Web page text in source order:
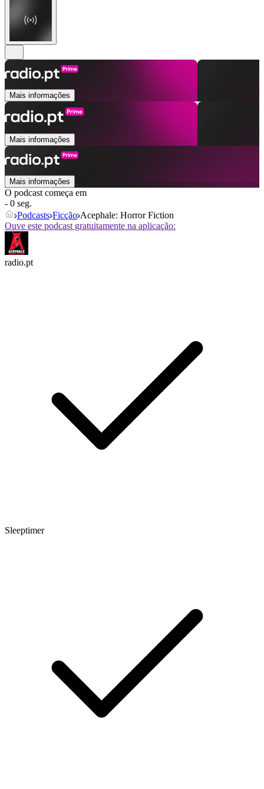
Mais informações
Mais informações
Mais informações
O podcast começa em
- 0 seg.
Podcasts Ficção Acephale: Horror Fiction
Ouve este podcast gratuitamente na aplicação:
radio.pt
Sleeptimer